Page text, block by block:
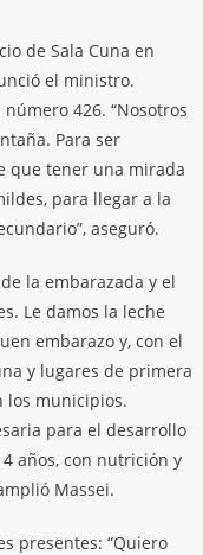
de Sala Cuna en
el ministro.
426. “Nosotros
Para ser
que tener una mirada
para llegar a la
aseguró.
la embarazada y el
Le damos la leche
embarazo y, con el
y lugares de primera
los municipios.
para el desarrollo
años, con nutrición y
Massei.
presentes: “Quiero